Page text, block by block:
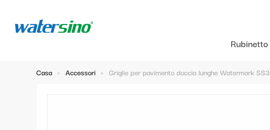
Casa > Accessori > Griglie per pavimento doccia lunghe Watermark